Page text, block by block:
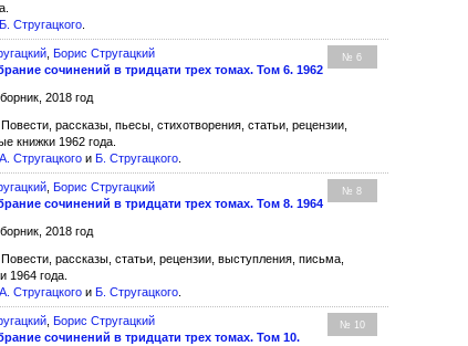
Б. Стругацкого
№ 6
Борис Стругацкий
сочинений в тридцати трех томах. Том 6. 1962
2018 год
Повести, рассказы, пьесы, стихотворения, статьи, рецензии,
книжки 1962 года.
А. Стругацкого и Б. Стругацкого
№ 8
Борис Стругацкий
сочинений в тридцати трех томах. Том 8. 1964
2018 год
Повести, рассказы, статьи, рецензии, выступления, письма,
1964 года.
А. Стругацкого и Б. Стругацкого
№ 10
Борис Стругацкий
сочинений в тридцати трех томах. Том 10.